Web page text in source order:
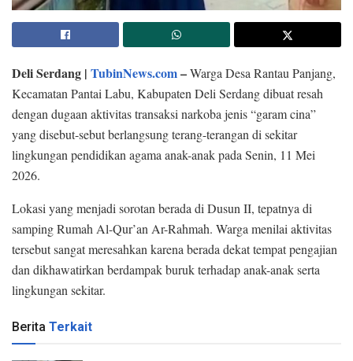
Deli Serdang | TubinNews.com–Warga Desa Rantau Panjang,
Kecamatan Pantai Labu, Kabupaten Deli Serdang dibuat resah
dengan dugaan aktivitas transaksi narkoba jenis “garam cina”
yang disebut-sebut berlangsung terang-terangan di sekitar
lingkungan pendidikan agama anak-anak pada Senin, 11 Mei
2026.
Lokasi yang menjadi sorotan berada di Dusun II, tepatnya di
samping Rumah Al-Qur’an Ar-Rahmah. Warga menilai aktivitas
tersebut sangat meresahkan karena berada dekat tempat pengajian
dan dikhawatirkan berdampak buruk terhadap anak-anak serta
lingkungan sekitar.
Berita Terkait